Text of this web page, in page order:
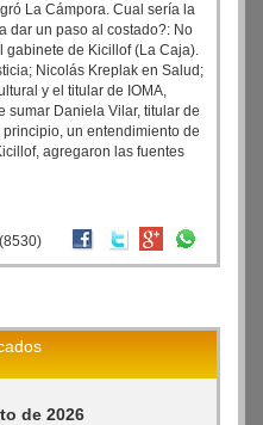
La Cámpora. Cual sería la
dar un paso al costado?: No
gabinete de Kicillof (La Caja).
Nicolás Kreplak en Salud;
y el titular de IOMA,
sumar Daniela Vilar, titular de
un entendimiento de
agregaron las fuentes
(8530)
de 2026